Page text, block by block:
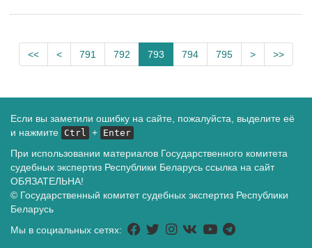
<< < 791 792 793 794 795 > >>
Если вы заметили ошибку на сайте, пожалуйста, выделите её
и нажмите Ctrl + Enter
При использовании материалов Государственного комитета
судебных экспертиз Республики Беларусь ссылка на сайт
ОБЯЗАТЕЛЬНА!
© Государственный комитет судебных экспертиз Республики
Беларусь
Мы в социальных сетях: